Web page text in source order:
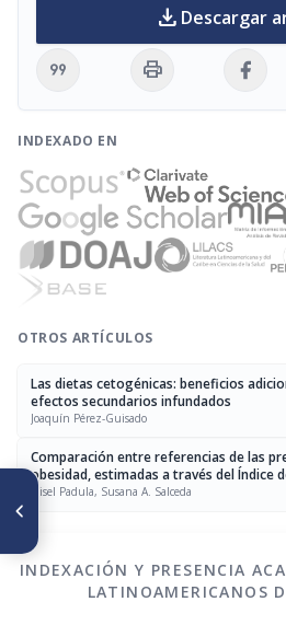
download Descargar
format_quote print
INDEXADO EN
OTROS ARTÍCULOS
Las dietas cetogénicas: beneficios
efectos secundarios infundados
Joaquín Pérez-Guisado
Comparación entre referencias de las
obesidad, estimadas a través del Índice
de Argentina
Gisel Padula, Susana A. Salceda
ARTÍCULO ANTERIOR
grasas y azúcares
INDEXACIÓN Y PRESENCIA
LATINOAMERICANOS